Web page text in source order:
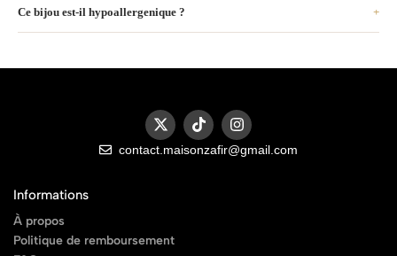
Ce bijou est-il hypoallergenique ?
contact.maisonzafir@gmail.com
Informations
À propos
Politique de remboursement